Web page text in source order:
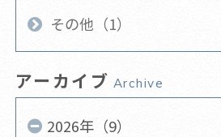
その他（1）
アーカイブ Archive
2026年（9）